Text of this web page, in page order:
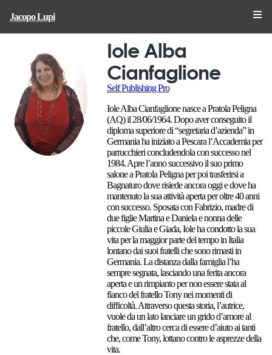
Jacopo Lupi
Iole Alba
Cianfaglione
Self Publishing Pro
Iole Alba Cianfaglione nasce a Pratola Peligna
(AQ) il 28/06/1964. Dopo aver conseguito il
diploma superiore di “segretaria d’azienda” in
Germania ha iniziato a Pescara l’Accademia per
parrucchieri concludendola con successo nel
1984. Apre l’anno successivo il suo primo
salone a Pratola Peligna per poi trasferirsi a
Bagnaturo dove risiede ancora oggi e dove ha
mantenuto la sua attività aperta per oltre 40 anni
con successo. Sposata con Fabrizio, madre di
due figlie Martina e Daniela e nonna delle
piccole Giulia e Giada, Iole ha condotto la sua
vita per la maggior parte del tempo in Italia
lontano dai suoi fratelli che sono rimasti in
Germania. La distanza dalla famiglia l’ha
sempre segnata, lasciando una ferita ancora
aperta e un rimpianto per non essere stata al
fianco del fratello Tony nei momenti di
difficoltà. Attraverso questa storia, l’autrice,
vuole da un lato lanciare un grido d’amore al
fratello, dall’altro cerca di essere d’aiuto ai tanti
che, come Tony, lottano contro le asprezze della
vita.